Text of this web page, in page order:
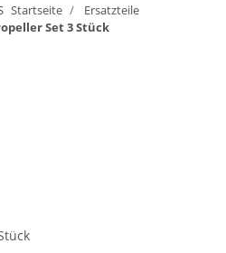
Startseite
Ersatzteile
Set 3 Stück